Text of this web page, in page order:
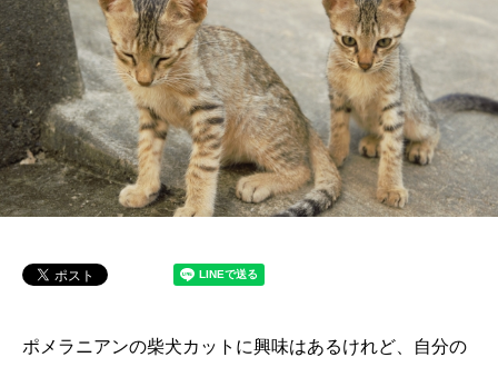
ポメラニアンの柴犬カットに興味はあるけれど、自分の